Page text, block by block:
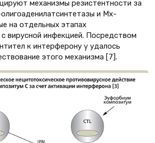
механизмы резистентности за
олигоаденилатсинтетазы и Mx-
на отдельных этапах
вирусной инфекцией. Посредством
к интерферону γ удалось
этого механизма [7].